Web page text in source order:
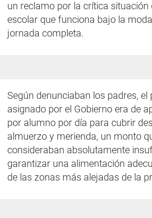
un reclamo por la crítica situación
escolar que funciona bajo la
jornada completa.
Según denunciaban los padres, el
asignado por el Gobierno era de
por alumno por día para cubrir
almuerzo y merienda, un monto
consideraban absolutamente
garantizar una alimentación
de las zonas más alejadas de la